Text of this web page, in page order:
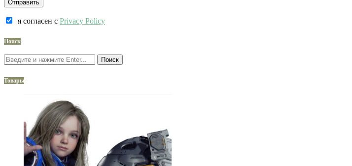
я согласен c Privacy Policy
Поиск
Поиск
Товары